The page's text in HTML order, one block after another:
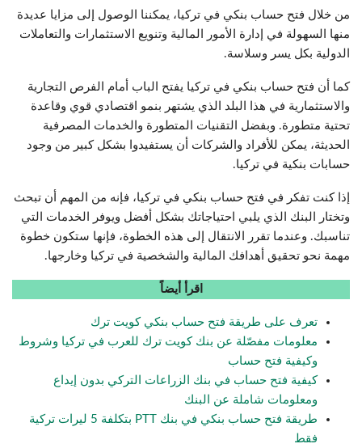
من خلال فتح حساب بنكي في تركيا، يمكننا الوصول إلى مزايا عديدة
منها السهولة في إدارة الأمور المالية وتنويع الاستثمارات والتعاملات
الدولية بكل يسر وسلاسة.
كما أن فتح حساب بنكي في تركيا يفتح الباب أمام الفرص التجارية
والاستثمارية في هذا البلد الذي يشتهر بنمو اقتصادي قوي وقاعدة
تحتية متطورة. وبفضل التقنيات المتطورة والخدمات المصرفية
الحديثة، يمكن للأفراد والشركات أن يستفيدوا بشكل كبير من وجود
حسابات بنكية في تركيا.
إذا كنت تفكر في فتح حساب بنكي في تركيا، فإنه من المهم أن تبحث
وتختار البنك الذي يلبي احتياجاتك بشكل أفضل ويوفر الخدمات التي
تناسبك. وعندما تقرر الانتقال إلى هذه الخطوة، فإنها ستكون خطوة
مهمة نحو تحقيق أهدافك المالية والشخصية في تركيا وخارجها.
اقرأ أيضاً
تعرف على طريقة فتح حساب بنكي كويت ترك
معلومات مفصّلة عن بنك كويت ترك للعرب في تركيا وشروط
وكيفية فتح حساب
كيفية فتح حساب في بنك الزراعات التركي بدون إيداع
ومعلومات شاملة عن البنك
طريقة فتح حساب بنكي في بنك PTT بتكلفة 5 ليرات تركية
فقط